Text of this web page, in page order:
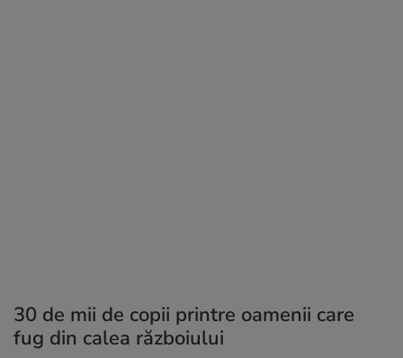
30 de mii de copii printre oamenii care
fug din calea războiului